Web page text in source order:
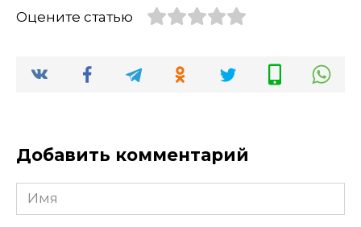
Оцените статью
Добавить комментарий
Имя